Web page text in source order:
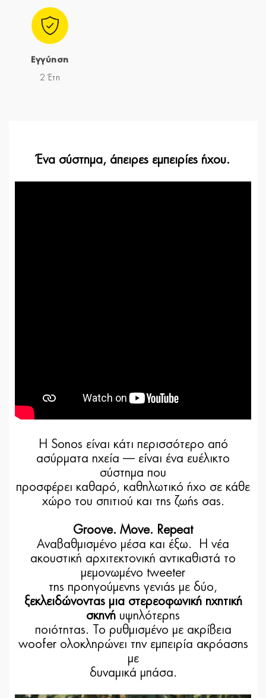
Εγγύηση
2 Έτη
Ένα σύστημα, άπειρες εμπειρίες ήχου.
Η Sonos είναι κάτι περισσότερο από
ασύρματα ηχεία — είναι ένα ευέλικτο
σύστημα που
προσφέρει καθαρό, καθηλωτικό ήχο σε κάθε
χώρο του σπιτιού και της ζωής σας.
Groove. Move. Repeat
Αναβαθμισμένο μέσα και έξω. Η νέα
ακουστική αρχιτεκτονική αντικαθιστά το
μεμονωμένο tweeter
της προηγούμενης γενιάς με δύο,
ξεκλειδώνοντας μια στερεοφωνική ηχητική
σκηνή υψηλότερης
ποιότητας. Το ρυθμισμένο με ακρίβεια
woofer ολοκληρώνει την εμπειρία ακρόασης
με
δυναμικά μπάσα.